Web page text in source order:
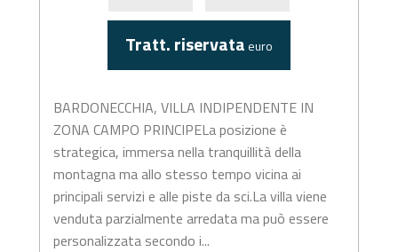
Tratt. riservata euro
BARDONECCHIA, VILLA INDIPENDENTE IN
ZONA CAMPO PRINCIPELa posizione è
strategica, immersa nella tranquillità della
montagna ma allo stesso tempo vicina ai
principali servizi e alle piste da sci.La villa viene
venduta parzialmente arredata ma può essere
personalizzata secondo i...